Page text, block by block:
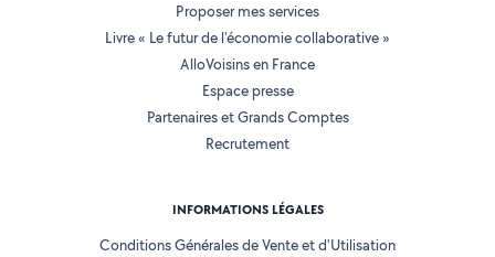
Proposer mes services
Livre « Le futur de l'économie collaborative »
AlloVoisins en France
Espace presse
Partenaires et Grands Comptes
Recrutement
INFORMATIONS LÉGALES
Conditions Générales de Vente et d'Utilisation